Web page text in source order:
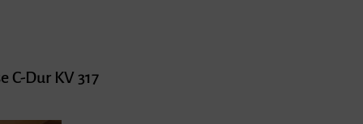
C-Dur KV 317